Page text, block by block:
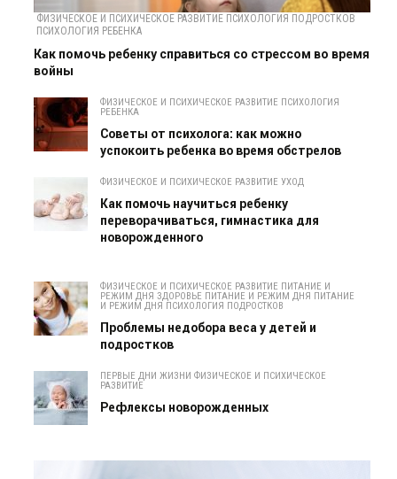
ФИЗИЧЕСКОЕ И ПСИХИЧЕСКОЕ РАЗВИТИЕ ПСИХОЛОГИЯ ПОДРОСТКОВ
ПСИХОЛОГИЯ РЕБЕНКА
Как помочь ребенку справиться со стрессом во время
войны
ФИЗИЧЕСКОЕ И ПСИХИЧЕСКОЕ РАЗВИТИЕ ПСИХОЛОГИЯ
РЕБЕНКА
Советы от психолога: как можно
успокоить ребенка во время обстрелов
ФИЗИЧЕСКОЕ И ПСИХИЧЕСКОЕ РАЗВИТИЕ УХОД
Как помочь научиться ребенку
переворачиваться, гимнастика для
новорожденного
ФИЗИЧЕСКОЕ И ПСИХИЧЕСКОЕ РАЗВИТИЕ ПИТАНИЕ И
РЕЖИМ ДНЯ ЗДОРОВЬЕ ПИТАНИЕ И РЕЖИМ ДНЯ ПИТАНИЕ
И РЕЖИМ ДНЯ ПСИХОЛОГИЯ ПОДРОСТКОВ
Проблемы недобора веса у детей и
подростков
ПЕРВЫЕ ДНИ ЖИЗНИ ФИЗИЧЕСКОЕ И ПСИХИЧЕСКОЕ
РАЗВИТИЕ
Рефлексы новорожденных